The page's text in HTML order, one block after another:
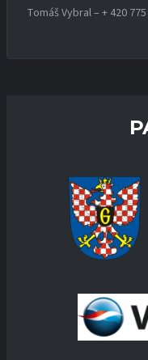
Tomáš Vybral – + 420